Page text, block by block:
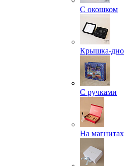
С окошком
Крышка-дно
С ручками
На магнитах